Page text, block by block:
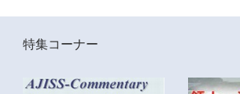
特集コーナー